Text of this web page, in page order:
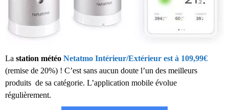
La station météo Netatmo Intérieur/Extérieur est à 109,99€
(remise de 20%) ! C’est sans aucun doute l’un des meilleurs
produits de sa catégorie. L’application mobile évolue
régulièrement.